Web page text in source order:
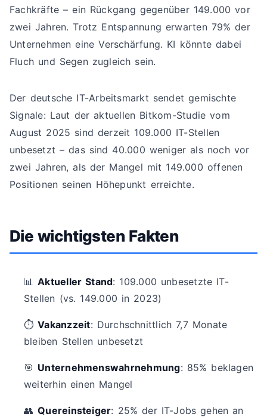
Fachkräfte – ein Rückgang gegenüber 149.000 vor
zwei Jahren. Trotz Entspannung erwarten 79% der
Unternehmen eine Verschärfung. KI könnte dabei
Fluch und Segen zugleich sein.
Der deutsche IT-Arbeitsmarkt sendet gemischte
Signale: Laut der aktuellen Bitkom-Studie vom
August 2025 sind derzeit 109.000 IT-Stellen
unbesetzt – das sind 40.000 weniger als noch vor
zwei Jahren, als der Mangel mit 149.000 offenen
Positionen seinen Höhepunkt erreichte.
Die wichtigsten Fakten
📊Aktueller Stand: 109.000 unbesetzte IT-
Stellen (vs. 149.000 in 2023)
⏱️Vakanzzeit: Durchschnittlich 7,7 Monate
bleiben Stellen unbesetzt
🎯 Unternehmenswahrnehmung: 85% beklagen
weiterhin einen Mangel
👥Quereinsteiger: 25% der IT-Jobs gehen an